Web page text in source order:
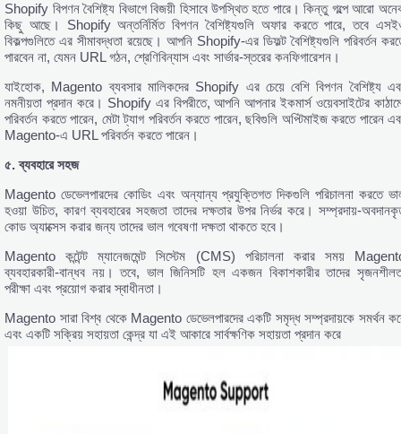
Shopify বিপণন বৈশিষ্ট্য বিভাগে বিজয়ী হিসাবে উপস্থিত হতে পারে। কিন্তু গল্পে আরো
কিছু আছে। Shopify অন্তর্নির্মিত বিপণন বৈশিষ্ট্যগুলি অফার করতে পারে, তবে
বিকল্পগুলিতে এর সীমাবদ্ধতা রয়েছে। আপনি Shopify-এর ডিফল্ট বৈশিষ্ট্যগুলি পরিবর্তন
পারবেন না, যেমন URL গঠন, শ্রেণিবিন্যাস এবং সার্ভার-স্তরের কনফিগারেশন।
যাইহোক, Magento ব্যবসার মালিকদের Shopify এর চেয়ে বেশি বিপণন বৈশিষ্ট্য
নমনীয়তা প্রদান করে। Shopify এর বিপরীতে, আপনি আপনার ইকমার্স ওয়েবসাইটের
পরিবর্তন করতে পারেন, মেটা ট্যাগ পরিবর্তন করতে পারেন, ছবিগুলি অপ্টিমাইজ করতে পারেন
Magento-এ URL পরিবর্তন করতে পারেন।
৫.ব্যবহারেসহজ
Magento ডেভেলপারদের কোডিং এবং অন্যান্য প্রযুক্তিগত দিকগুলি পরিচালনা করতে
হওয়া উচিত, কারণ ব্যবহারের সহজতা তাদের দক্ষতার উপর নির্ভর করে। সম্প্রদায়-
কোড অ্যাক্সেস করার জন্য তাদের ভাল গবেষণা দক্ষতা থাকতে হবে।
Magento কন্টেন্ট ম্যানেজমেন্ট সিস্টেম (CMS) পরিচালনা করার সময়
ব্যবহারকারী-বান্ধব নয়। তবে, ভাল জিনিসটি হল একজন বিকাশকারীর তাদের
পরীক্ষা এবং প্রয়োগ করার স্বাধীনতা।
Magento সারা বিশ্ব থেকে Magento ডেভেলপারদের একটি সমৃদ্ধ সম্প্রদায়কে সমর্থন
এবং একটি সক্রিয় সহায়তা কেন্দ্র যা এই আকারে সার্বক্ষণিক সহায়তা প্রদান করে